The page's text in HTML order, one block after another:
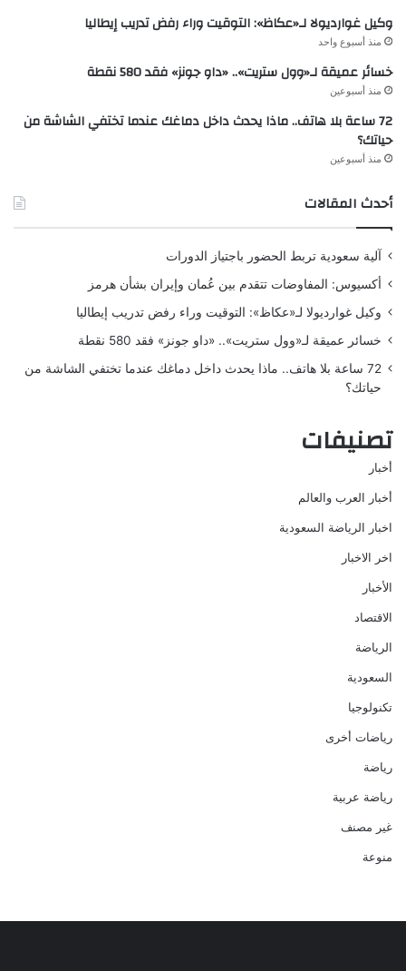
وكيل غوارديولا لـ«عكاظ»: التوقيت وراء رفض تدريب إيطاليا
منذ أسبوع واحد
خسائر عميقة لـ«وول ستريت».. «داو جونز» فقد 580 نقطة
منذ أسبوعين
72 ساعة بلا هاتف.. ماذا يحدث داخل دماغك عندما تختفي الشاشة من
حياتك؟
منذ أسبوعين
أحدث المقالات
آلية سعودية تربط الحضور باجتياز الدورات
أكسيوس: المفاوضات تتقدم بين عُمان وإيران بشأن هرمز
وكيل غوارديولا لـ«عكاظ»: التوقيت وراء رفض تدريب إيطاليا
خسائر عميقة لـ«وول ستريت».. «داو جونز» فقد 580 نقطة
72 ساعة بلا هاتف.. ماذا يحدث داخل دماغك عندما تختفي الشاشة من
حياتك؟
تصنيفات
أخبار
أخبار العرب والعالم
اخبار الرياضة السعودية
اخر الاخبار
الأخبار
الاقتصاد
الرياضة
السعودية
تكنولوجيا
رياضات أخرى
رياضة
رياضة عربية
غير مصنف
منوعة